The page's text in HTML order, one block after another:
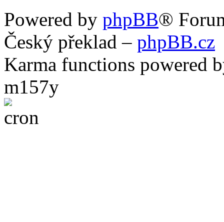
Powered by phpBB®
Český překlad – phpBB.cz
Karma functions powered
m157y